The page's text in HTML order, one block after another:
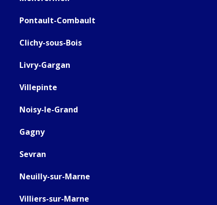
Pontault-Combault
Clichy-sous-Bois
Livry-Gargan
Villepinte
Noisy-le-Grand
Gagny
Sevran
Neuilly-sur-Marne
Villiers-sur-Marne